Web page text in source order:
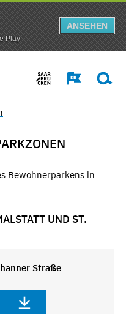
Play
ANSEHEN
Bewohnerparkens in
UND ST.
Straße